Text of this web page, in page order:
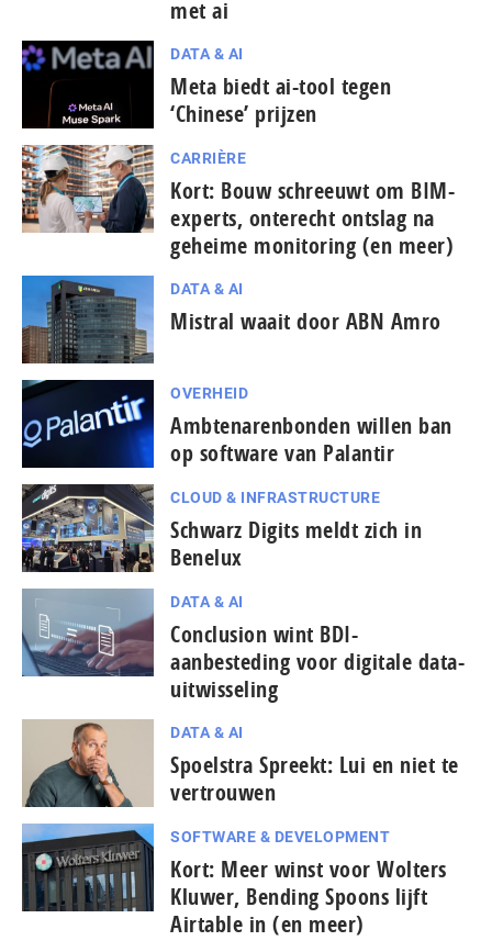
met ai
DATA & AI
Meta biedt ai-tool tegen
‘Chinese’ prijzen
CARRIÈRE
Kort: Bouw schreeuwt om BIM-
experts, onterecht ontslag na
geheime monitoring (en meer)
DATA & AI
Mistral waait door ABN Amro
OVERHEID
Ambtenarenbonden willen ban
op software van Palantir
CLOUD & INFRASTRUCTURE
Schwarz Digits meldt zich in
Benelux
DATA & AI
Conclusion wint BDI-
aanbesteding voor digitale data-
uitwisseling
DATA & AI
Spoelstra Spreekt: Lui en niet te
vertrouwen
SOFTWARE & DEVELOPMENT
Kort: Meer winst voor Wolters
Kluwer, Bending Spoons lijft
Airtable in (en meer)